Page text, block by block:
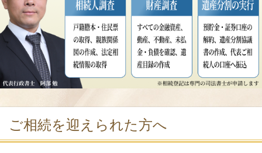
ご相続を迎えられた方へ